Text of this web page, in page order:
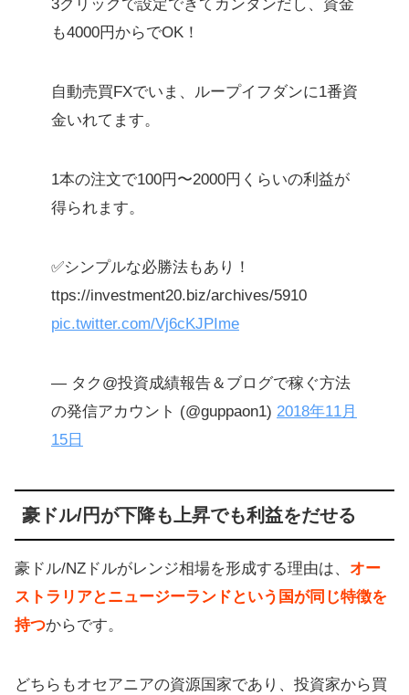
3クリックで設定できてカンタンだし、資金
も4000円からでOK！
自動売買FXでいま、ループイフダンに1番資
金いれてます。
1本の注文で100円〜2000円くらいの利益が
得られます。
✅シンプルな必勝法もあり！
ttps://investment20.biz/archives/5910
pic.twitter.com/Vj6cKJPIme
— タク@投資成績報告＆ブログで稼ぐ方法
の発信アカウント (@guppaon1) 2018年11月
15日
豪ドル/円が下降も上昇でも利益をだせる
豪ドル/NZドルがレンジ相場を形成する理由は、 オー
ストラリアとニュージーランドという国が同じ特徴を
持つからです。
どちらもオセアニアの資源国家であり、投資家から買